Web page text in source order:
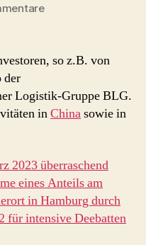
zu
BLG
Cosco-
Beteiligung
so z.B. von
der
Logistik-Gruppe BLG.
inChinasowie in
2023 überraschend
eines Anteils am
in Hamburg durch
für intensive Deebatten